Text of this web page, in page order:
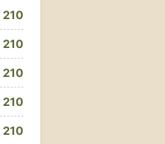
210
210
210
210
210